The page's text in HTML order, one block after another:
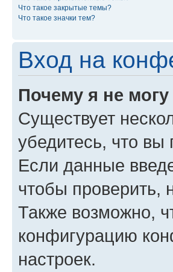
Что такое закрытые темы?
Что такое значки тем?
Вход на
Почему я не
Существует
убедитесь, что вы
Если данные
чтобы проверить,
Также возможно,
конфигурацию
настроек.